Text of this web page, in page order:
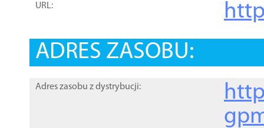
URL:
ADRES ZASOBU:
Adres zasobu z dystrybucji: